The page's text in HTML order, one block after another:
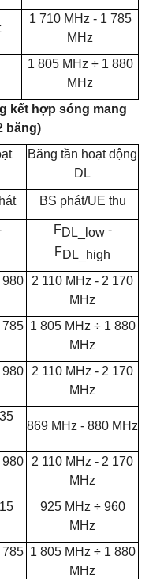
1 710 MHz - 1 785
MHz
1 805 MHz ÷ 1 880
MHz
kết hợp sóng mang
băng)
Băng tần hoạt động
DL
BS phát/UE thu
FDL_low -
FDL_high
980
2 110 MHz - 2 170
MHz
785 1 805 MHz ÷ 1 880
MHz
980
2 110 MHz - 2 170
MHz
869 MHz - 880 MHz
980
2 110 MHz - 2 170
MHz
925 MHz ÷ 960
MHz
785 1 805 MHz ÷ 1 880
MHz